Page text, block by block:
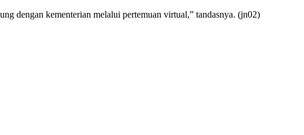
dengan kementerian melalui pertemuan virtual,” tandasnya. (jn02)